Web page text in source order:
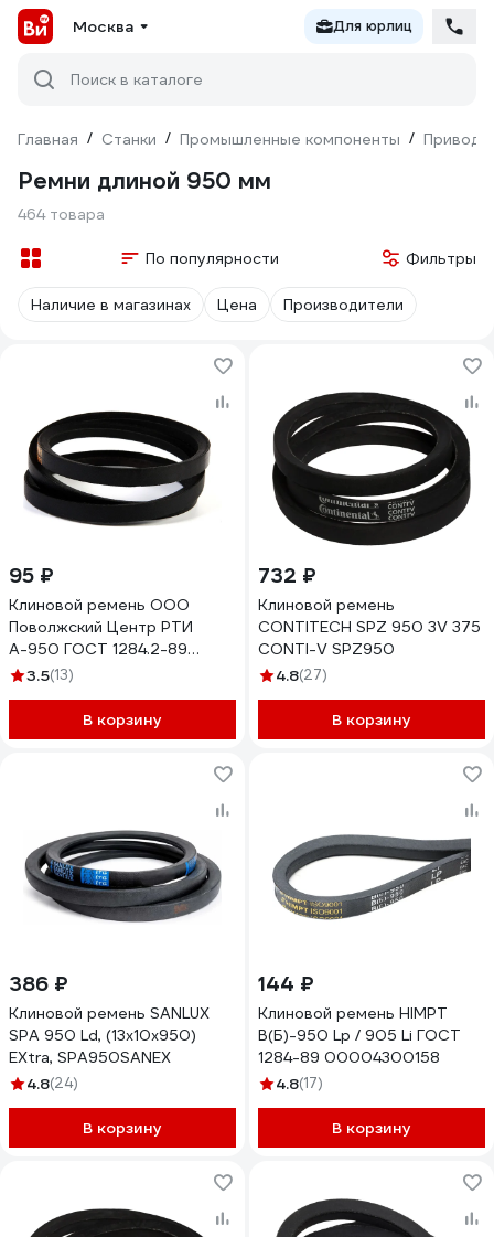
Москва Для юрлиц
Поиск в каталоге
Главная / Станки / Промышленные компоненты /
Ремни длиной 950 мм
464 товара
По популярности Фильтры
Наличие в магазинах Цена Производители
95 ₽
Клиновой ремень ООО
Поволжский Центр РТИ
А-950 ГОСТ 1284.2-89
2.002.011
3.5(13)
В корзину
732 ₽
Клиновой ремень
CONTITECH SPZ 950 3V 375
CONTI-V SPZ950
4.8(27)
В корзину
386 ₽
Клиновой ремень SANLUX
SPA 950 Ld, (13x10x950)
EXtra, SPA950SANEX
4.8(24)
В корзину
144 ₽
Клиновой ремень HIMPT
В(Б)-950 Lp / 905 Li ГОСТ
1284-89 00004300158
4.8(17)
В корзину